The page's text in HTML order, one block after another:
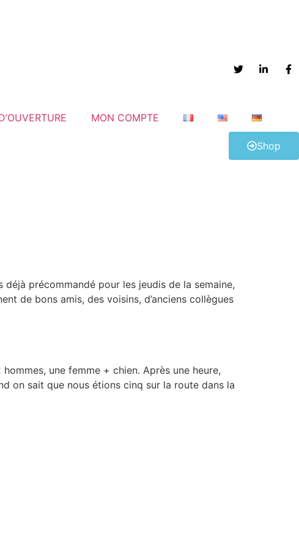
MON COMPTE
Shop
déjà précommandé pour les jeudis de la semaine,
de bons amis, des voisins, d’anciens collègues
une femme + chien. Après une heure,
on sait que nous étions cinq sur la route dans la